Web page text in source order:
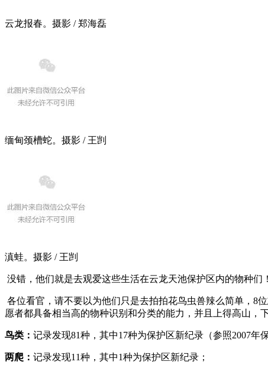
云龙报春。摄影 / 郑海磊
缅甸颈槽蛇。摄影 / 王剀
滇蛙。摄影 / 王剀
没错，他们就是去观爱这些生活在云龙天池保护区内的物种们！
各位看官，请不要以为他们只是去拍拍花鸟虫兽辣么简单，8
愿者都具备相当高的物种识别和分类的能力，并且上得高山，
鸟类： 记录发现81种，其中17种为保护区新纪录（参照2007年
两爬： 记录发现11种，其中1种为保护区新纪录；